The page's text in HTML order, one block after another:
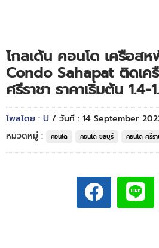
โกลเด้น คอนโด เครือ
Condo Sahapat ติดเ
ศรีราชา ราคาเริ่มต้น
โพสโดย : U / วันที่ : 14 September
หมวดหมู่ :
คอนโด คอนโด ชลบุรี คอนโด ศรีรา